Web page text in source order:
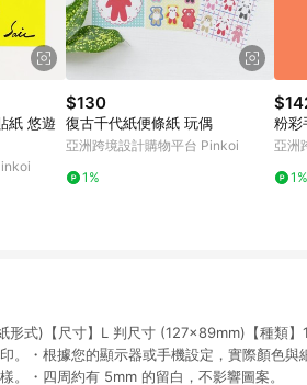
$130
復古千代紙便條紙 玩偶
亞洲跨境設計購物平台 Pinkoi
1%
粉彩
亞洲
1%
形式)【尺寸】L 判尺寸 (127×89mm)【種類
。・根據您的顯示器或手機設定，實際顏色
。・四周約有 5mm 的留白，不影響圖案。